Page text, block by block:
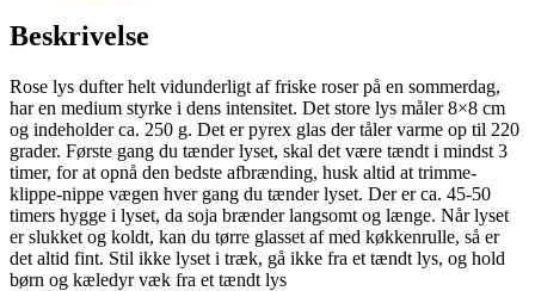
Beskrivelse
Rose lys dufter helt vidunderligt af friske roser på en sommerdag,
har en medium styrke i dens intensitet. Det store lys måler 8×8 cm
og indeholder ca. 250 g. Det er pyrex glas der tåler varme op til 220
grader. Første gang du tænder lyset, skal det være tændt i mindst 3
timer, for at opnå den bedste afbrænding, husk altid at trimme-
klippe-nippe vægen hver gang du tænder lyset. Der er ca. 45-50
timers hygge i lyset, da soja brænder langsomt og længe. Når lyset
er slukket og koldt, kan du tørre glasset af med køkkenrulle, så er
det altid fint. Stil ikke lyset i træk, gå ikke fra et tændt lys, og hold
børn og kæledyr væk fra et tændt lys